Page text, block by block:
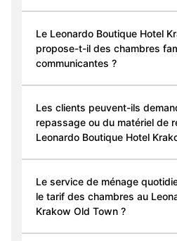
Le Leonardo Boutique Hotel
propose-t-il des chambres
communicantes ?
Les clients peuvent-ils
repassage ou du matériel de
Leonardo Boutique Hotel
Le service de ménage
le tarif des chambres au
Krakow Old Town ?